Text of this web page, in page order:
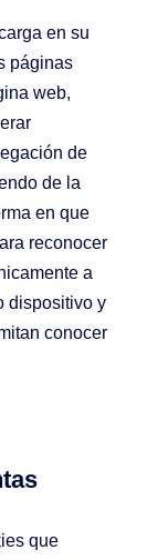
en su
páginas
web,
de
de la
en que
reconocer
a
dispositivo y
conocer
que